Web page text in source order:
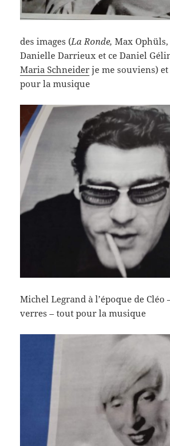
des images (La Ronde,Max Ophüls,
Danielle Darrieux et ce Daniel
Maria Schneider je me souviens)
pour la musique
Michel Legrand à l’époque de Cléo
verres – tout pour la musique